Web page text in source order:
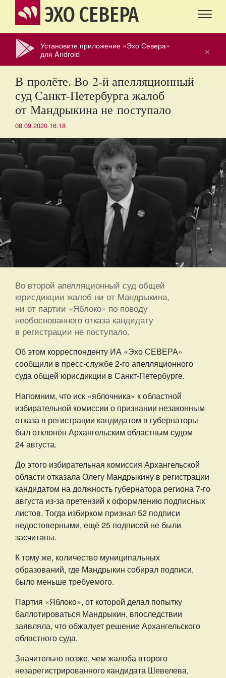
ЭХО СЕВЕРА
×
Установите приложение «Эхо Севера»
для Android
В пролёте. Во 2-й апелляционный
суд Санкт-Петербурга жалоб
от Мандрыкина не поступало
08.09.2020 16:18
Во второй апелляционный суд общей
юрисдикции жалоб ни от Мандрыкина,
ни от партии «Яблоко» по поводу
необоснованного отказа кандидату
в регистрации не поступало.
Об этом корреспонденту ИА «Эхо СЕВЕРА»
сообщили в пресс-службе 2-го апелляционного
суда общей юрисдикции в Санкт-Петербурге.
Напомним, что иск «яблочника» к областной
избирательной комиссии о признании незаконным
отказа в регистрации кандидатом в губернаторы
был отклонён Архангельским областным судом
24 августа.
До этого избирательная комиссия Архангельской
области отказала Олегу Мандрыкину в регистрации
кандидатом на должность губернатора региона 7-го
августа из-за претензий к оформлению подписных
листов. Тогда избирком признал 52 подписи
недостоверными, ещё 25 подписей не были
засчитаны.
К тому же, количество муниципальных
образований, где Мандрыкин собирал подписи,
было меньше требуемого.
Партия «Яблоко», от которой делал попытку
баллотироваться Мандрыкин, впоследствии
заявляла, что обжалует решение Архангельского
областного суда.
Значительно позже, чем жалоба второго
незарегистрированного кандидата Шевелева,